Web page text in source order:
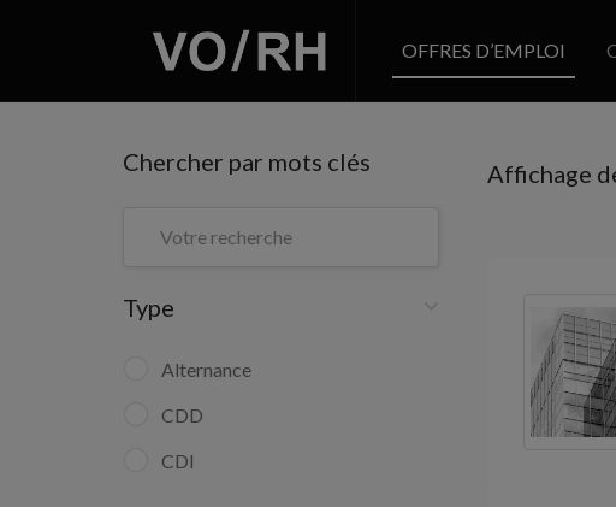
OFFRES D’EMPLOI
Chercher par mots clés
Type
Alternance
CDD
CDI
Affichage